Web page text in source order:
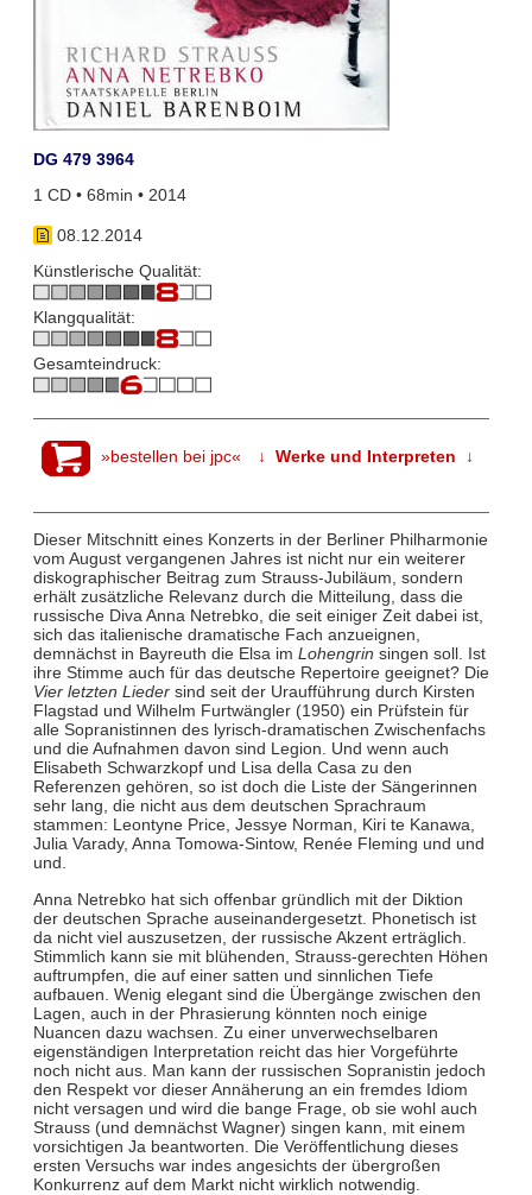
DG 479 3964
1 CD • 68min • 2014
08.12.2014
Künstlerische Qualität:
Klangqualität:
Gesamteindruck:
»bestellen bei jpc« ↓ Werke und Interpreten ↓
Dieser Mitschnitt eines Konzerts in der Berliner Philharmonie
vom August vergangenen Jahres ist nicht nur ein weiterer
diskographischer Beitrag zum Strauss-Jubiläum, sondern
erhält zusätzliche Relevanz durch die Mitteilung, dass die
russische Diva Anna Netrebko, die seit einiger Zeit dabei ist,
sich das italienische dramatische Fach anzueignen,
demnächst in Bayreuth die Elsa im Lohengrin singen soll. Ist
ihre Stimme auch für das deutsche Repertoire geeignet? Die
Vier letzten Liedersind seit der Uraufführung durch Kirsten
Flagstad und Wilhelm Furtwängler (1950) ein Prüfstein für
alle Sopranistinnen des lyrisch-dramatischen Zwischenfachs
und die Aufnahmen davon sind Legion. Und wenn auch
Elisabeth Schwarzkopf und Lisa della Casa zu den
Referenzen gehören, so ist doch die Liste der Sängerinnen
sehr lang, die nicht aus dem deutschen Sprachraum
stammen: Leontyne Price, Jessye Norman, Kiri te Kanawa,
Julia Varady, Anna Tomowa-Sintow, Renée Fleming und und
und.
Anna Netrebko hat sich offenbar gründlich mit der Diktion
der deutschen Sprache auseinandergesetzt. Phonetisch ist
da nicht viel auszusetzen, der russische Akzent erträglich.
Stimmlich kann sie mit blühenden, Strauss-gerechten Höhen
auftrumpfen, die auf einer satten und sinnlichen Tiefe
aufbauen. Wenig elegant sind die Übergänge zwischen den
Lagen, auch in der Phrasierung könnten noch einige
Nuancen dazu wachsen. Zu einer unverwechselbaren
eigenständigen Interpretation reicht das hier Vorgeführte
noch nicht aus. Man kann der russischen Sopranistin jedoch
den Respekt vor dieser Annäherung an ein fremdes Idiom
nicht versagen und wird die bange Frage, ob sie wohl auch
Strauss (und demnächst Wagner) singen kann, mit einem
vorsichtigen Ja beantworten. Die Veröffentlichung dieses
ersten Versuchs war indes angesichts der übergroßen
Konkurrenz auf dem Markt nicht wirklich notwendig.